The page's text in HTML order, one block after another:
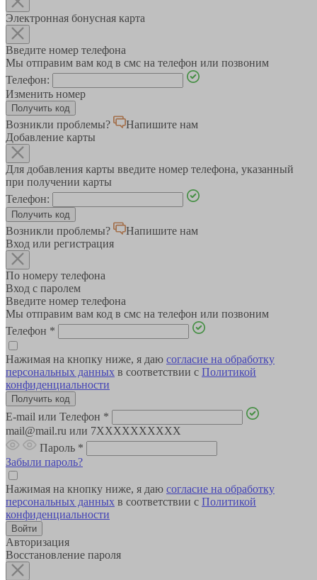
Электронная бонусная карта
Введите номер телефона
Мы отправим вам код в смс на телефон или позвоним
Телефон:
Изменить номер
Возникли проблемы?
Напишите нам
Добавление карты
Для добавления карты введите номер телефона, указанный
при получении карты
Телефон:
Возникли проблемы?
Напишите нам
Вход или регистрация
По номеру телефона
Вход с паролем
Введите номер телефона
Мы отправим вам код в смс на телефон или позвоним
Телефон *
Нажимая на кнопку ниже, я даю согласие на обработку
персональных данных в соответствии с Политикой
конфиденциальности
E-mail или Телефон *
mail@mail.ru или 7XXXXXXXXXX
Пароль *
Забыли пароль?
Нажимая на кнопку ниже, я даю согласие на обработку
персональных данных в соответствии с Политикой
конфиденциальности
Авторизация
Восстановление пароля